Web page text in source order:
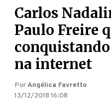
Carlos
Paulo Freire
na internet
PorAngélica Favretto
13/12/2018 16:08